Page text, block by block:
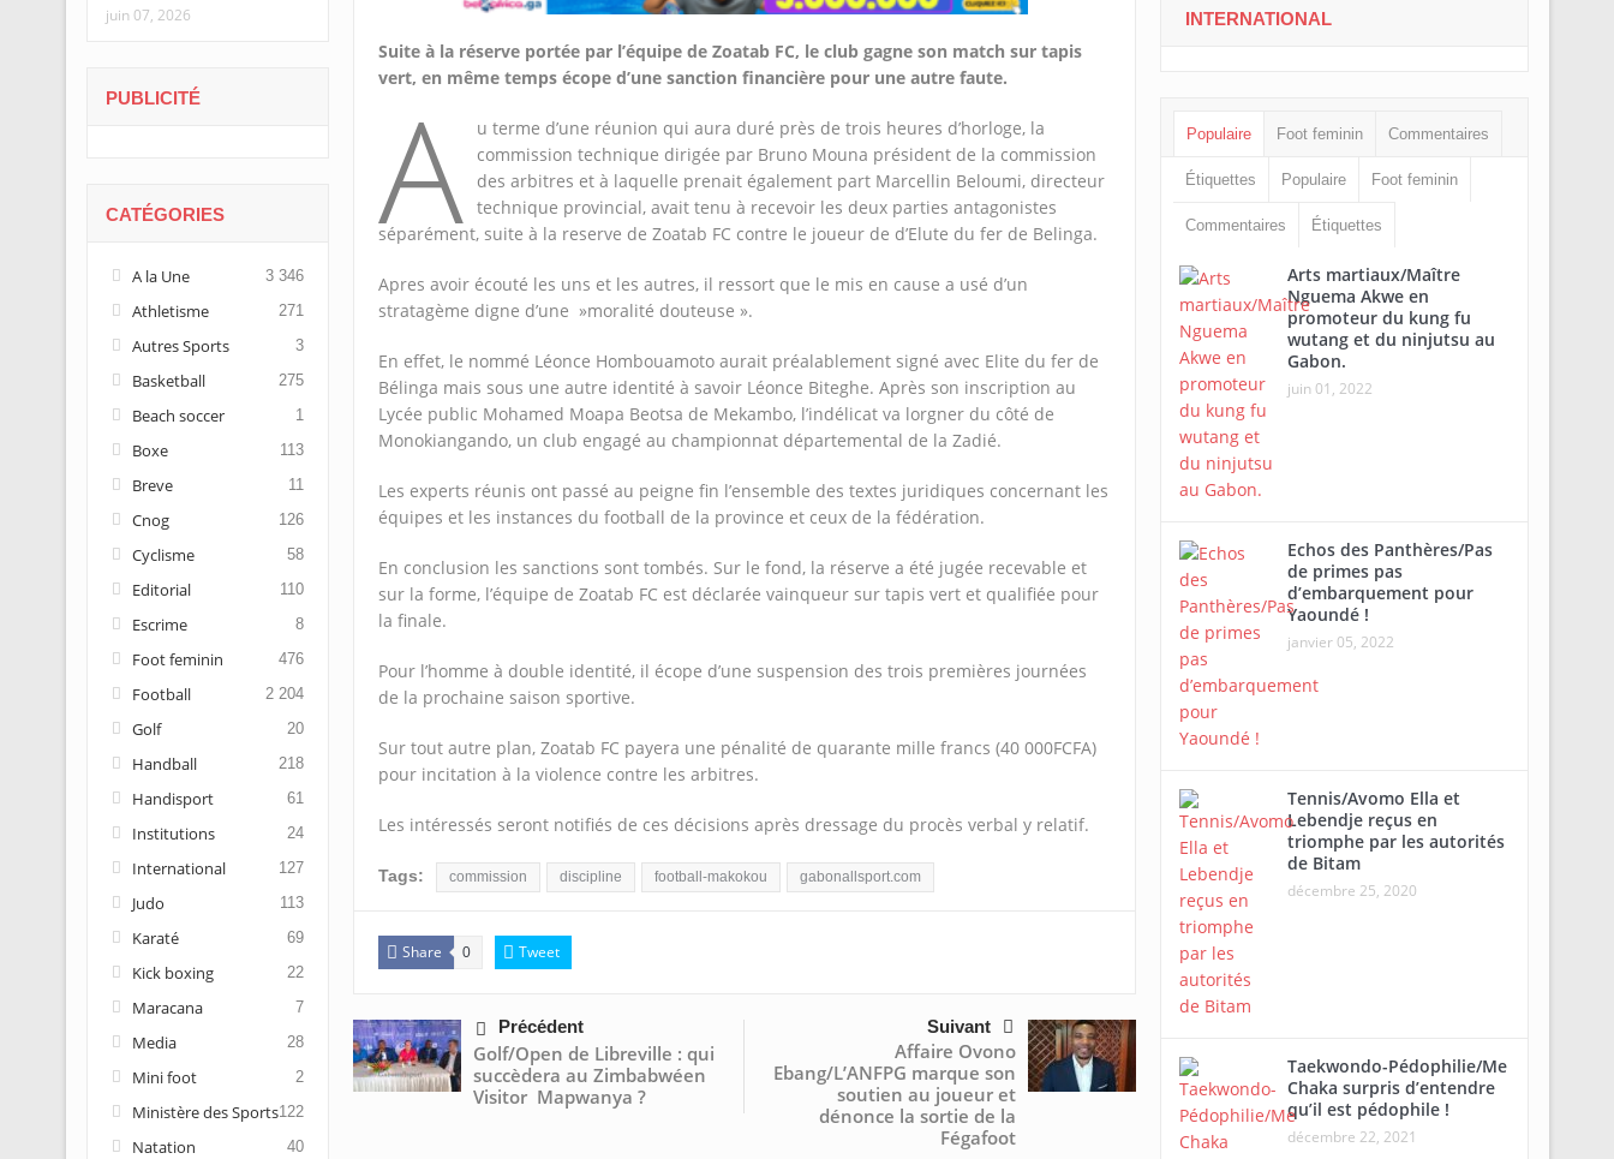
Suite à la réserve portée par l’équipe de Zoatab FC, le club gagne son match sur tapis
vert, en même temps écope d’une sanction financière pour une autre faute.
A
u terme d’une réunion qui aura duré près de trois heures d’horloge, la
commission technique dirigée par Bruno Mouna président de la commission
des arbitres et à laquelle prenait également part Marcellin Beloumi, directeur
technique provincial, avait tenu à recevoir les deux parties antagonistes
séparément, suite à la reserve de Zoatab FC contre le joueur de d’Elute du fer de Belinga.
Apres avoir écouté les uns et les autres, il ressort que le mis en cause a usé d’un
stratagème digne d’une »moralité douteuse ».
En effet, le nommé Léonce Hombouamoto aurait préalablement signé avec Elite du fer de
Bélinga mais sous une autre identité à savoir Léonce Biteghe. Après son inscription au
Lycée public Mohamed Moapa Beotsa de Mekambo, l’indélicat va lorgner du côté de
Monokiangando, un club engagé au championnat départemental de la Zadié.
Les experts réunis ont passé au peigne fin l’ensemble des textes juridiques concernant les
équipes et les instances du football de la province et ceux de la fédération.
En conclusion les sanctions sont tombés. Sur le fond, la réserve a été jugée recevable et
sur la forme, l’équipe de Zoatab FC est déclarée vainqueur sur tapis vert et qualifiée pour
la finale.
Pour l’homme à double identité, il écope d’une suspension des trois premières journées
de la prochaine saison sportive.
Sur tout autre plan, Zoatab FC payera une pénalité de quarante mille francs (40 000FCFA)
pour incitation à la violence contre les arbitres.
Les intéressés seront notifiés de ces décisions après dressage du procès verbal y relatif.
Tags: commission discipline football-makokou gabonallsport.com
Share 0 Tweet
Précédent
Golf/Open de Libreville : qui
succèdera au Zimbabwéen
Visitor Mapwanya ?
Suivant
Affaire Ovono
Ebang/L’ANFPG marque son
soutien au joueur et
dénonce la sortie de la
Fégafoot
juin 07, 2026
PUBLICITÉ
CATÉGORIES
A la Une 3 346
Athletisme 271
Autres Sports 3
Basketball 275
Beach soccer 1
Boxe 113
Breve 11
Cnog 126
Cyclisme 58
Editorial 110
Escrime 8
Foot feminin 476
Football 2 204
Golf 20
Handball 218
Handisport 61
Institutions 24
International 127
Judo 113
Karaté 69
Kick boxing 22
Maracana 7
Media 28
Mini foot 2
Ministère des Sports122
Natation 40
INTERNATIONAL
Populaire Foot feminin Commentaires
Étiquettes Populaire Foot feminin
Commentaires Étiquettes
Arts martiaux/Maître
Nguema Akwe en
promoteur du kung fu
wutang et du ninjutsu au
Gabon.
juin 01, 2022
Echos des Panthères/Pas
de primes pas
d’embarquement pour
Yaoundé !
janvier 05, 2022
Tennis/Avomo Ella et
Lebendje reçus en
triomphe par les autorités
de Bitam
décembre 25, 2020
Taekwondo-Pédophilie/Me
Chaka surpris d’entendre
qu’il est pédophile !
décembre 22, 2021